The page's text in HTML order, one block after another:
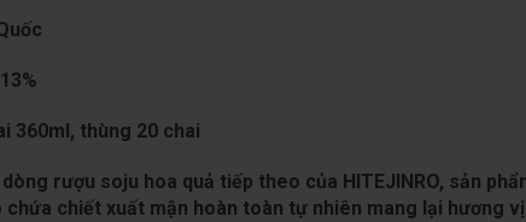
360ml, thùng 20 chai
dòng rượu soju hoa quả tiếp theo của HITEJINRO, sản
chiết xuất mận hoàn toàn tự nhiên mang lại hương